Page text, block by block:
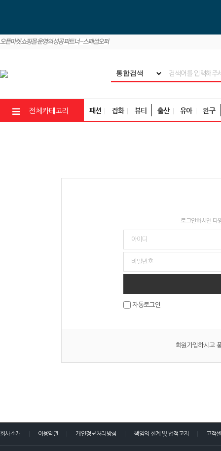
전체카테고리 패션 잡화 뷰티 출산 유아 완구
로그인하시면 다
자동로그인
회원가입하시고
회사소개 이용약관 개인정보처리방침 책임의 한계 및 법적고지 고객